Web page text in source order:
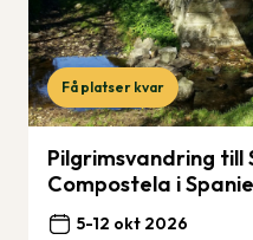
Få platser kvar
Pilgrimsvandring till
Compostela i
5-12 okt 2026